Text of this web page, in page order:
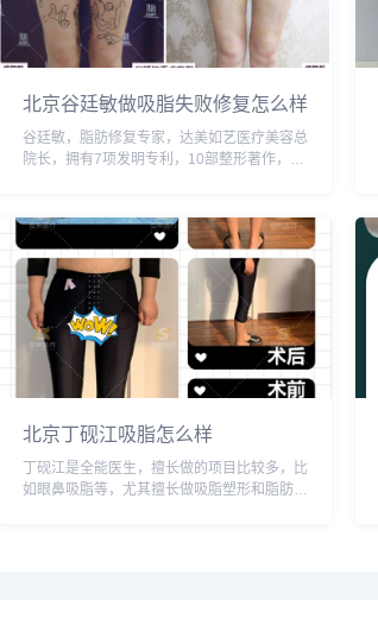
北京谷廷敏做吸脂失败修复怎么样
谷廷敏，脂肪修复专家，达美如艺医疗美容总
院长，拥有7项发明专利，10部整形著作，80
直接拨打400-616-6...
北京丁砚江吸脂怎么样
丁砚江是全能医生，擅长做的项目比较多，比
如眼鼻吸脂等，尤其擅长做吸脂塑形和脂肪填